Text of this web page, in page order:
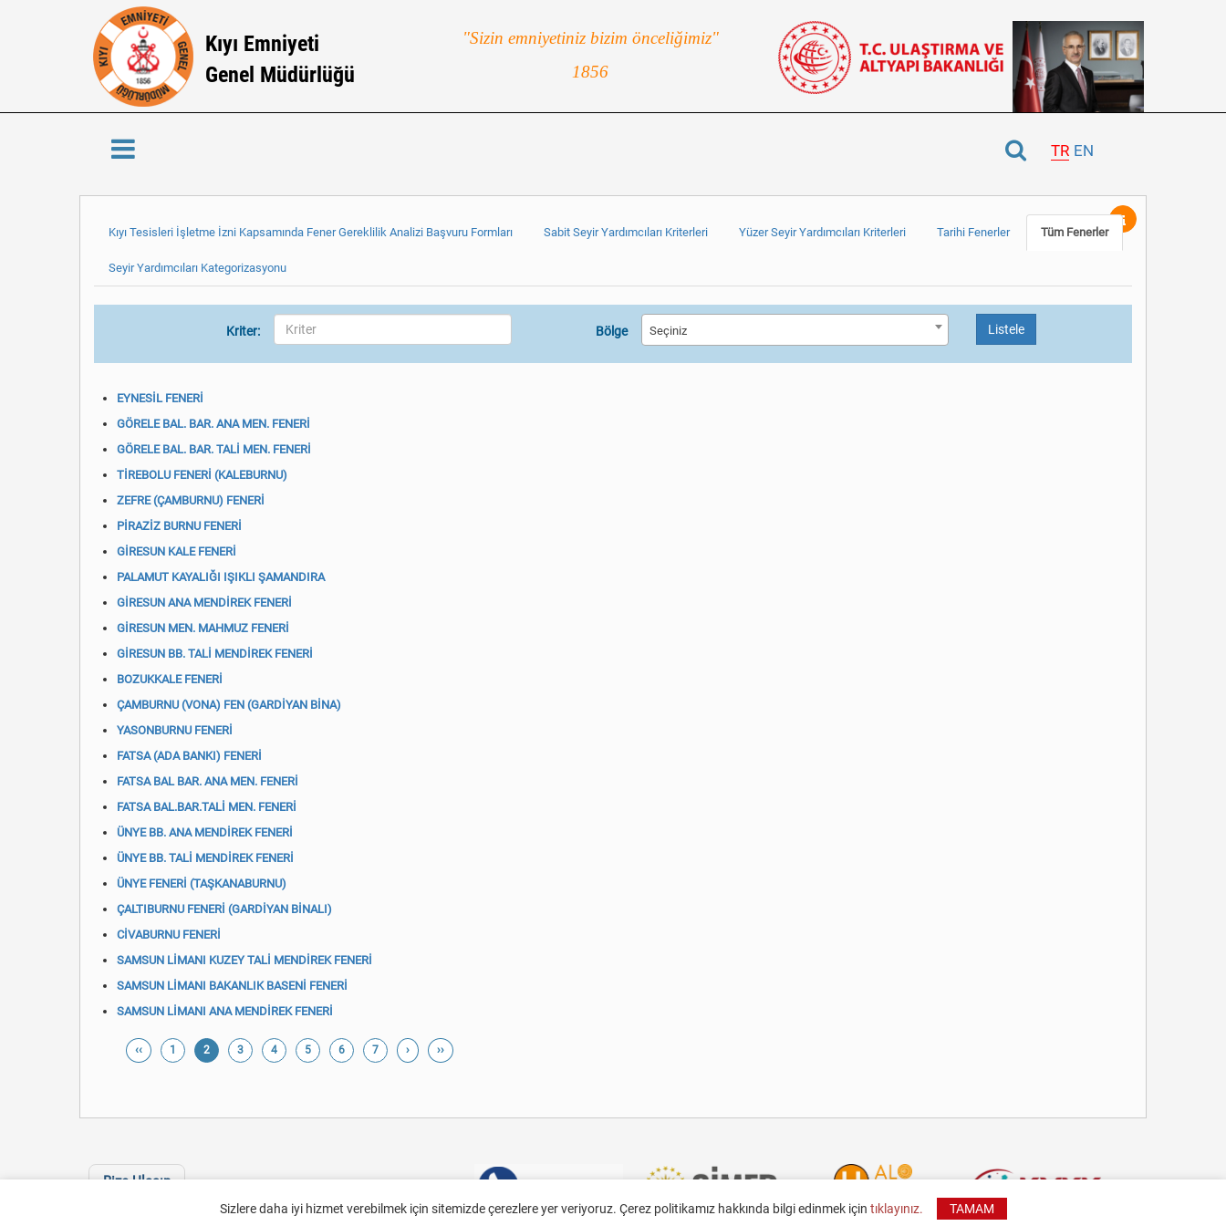
Kıyı Emniyeti
Genel Müdürlüğü
"Sizin emniyetiniz bizim önceliğimiz"
1856
TR EN
Kıyı Tesisleri İşletme İzni Kapsamında Fener Gereklilik Analizi Başvuru Formları Sabit Seyir Yardımcıları Kriterleri Yüzer Seyir Yardımcıları Kriterleri Tarihi Fenerler Tüm Fenerler
Seyir Yardımcıları Kategorizasyonu
Kriter: Bölge Seçiniz Listele
EYNESİL FENERİ
GÖRELE BAL. BAR. ANA MEN. FENERİ
GÖRELE BAL. BAR. TALİ MEN. FENERİ
TİREBOLU FENERİ (KALEBURNU)
ZEFRE (ÇAMBURNU) FENERİ
PİRAZİZ BURNU FENERİ
GİRESUN KALE FENERİ
PALAMUT KAYALIĞI IŞIKLI ŞAMANDIRA
GİRESUN ANA MENDİREK FENERİ
GİRESUN MEN. MAHMUZ FENERİ
GİRESUN BB. TALİ MENDİREK FENERİ
BOZUKKALE FENERİ
ÇAMBURNU (VONA) FEN (GARDİYAN BİNA)
YASONBURNU FENERİ
FATSA (ADA BANKI) FENERİ
FATSA BAL BAR. ANA MEN. FENERİ
FATSA BAL.BAR.TALİ MEN. FENERİ
ÜNYE BB. ANA MENDİREK FENERİ
ÜNYE BB. TALİ MENDİREK FENERİ
ÜNYE FENERİ (TAŞKANABURNU)
ÇALTIBURNU FENERİ (GARDİYAN BİNALI)
CİVABURNU FENERİ
SAMSUN LİMANI KUZEY TALİ MENDİREK FENERİ
SAMSUN LİMANI BAKANLIK BASENİ FENERİ
SAMSUN LİMANI ANA MENDİREK FENERİ
‹‹ 1 2 3 4 5 6 7 › ››
Bize Ulaşın
Sizlere daha iyi hizmet verebilmek için sitemizde çerezlere yer veriyoruz. Çerez politikamız hakkında bilgi edinmek için tıklayınız. TAMAM